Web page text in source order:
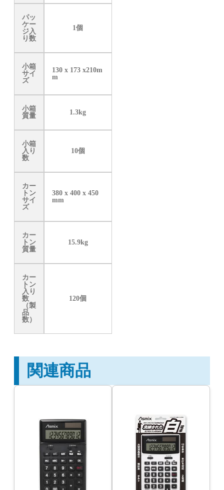
パッ
ケー
ジ入
り数
1個
小箱
サイ
ズ
130 x 173 x210m
m
小箱
質量
1.3kg
小箱
入り
数
10個
カー
トン
サイ
ズ
380 x 400 x 450
mm
カー
トン
質量
15.9kg
カー
トン
入り
数
（製
品
数）
120個
関連商品